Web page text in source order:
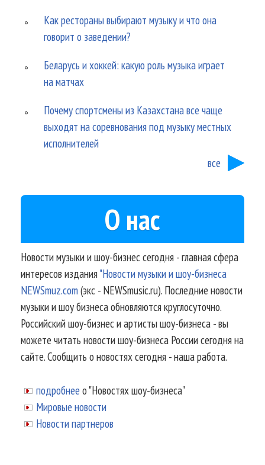
Как рестораны выбирают музыку и что она
говорит о заведении?
Беларусь и хоккей: какую роль музыка играет
на матчах
Почему спортсмены из Казахстана все чаще
выходят на соревнования под музыку местных
исполнителей
все
О нас
Новости музыки и шоу-бизнес сегодня - главная сфера
интересов издания"Новости музыки и шоу-бизнеса
NEWSmuz.com(экс - NEWSmusic.ru). Последние новости
музыки и шоу бизнеса обновляются круглосуточно.
Российский шоу-бизнес и артисты шоу-бизнеса - вы
можете читать новости шоу-бизнеса России сегодня на
сайте. Сообщить о новостях сегодня - наша работа.
подробнее о "Новостях шоу-бизнеса"
Мировые новости
Новости партнеров